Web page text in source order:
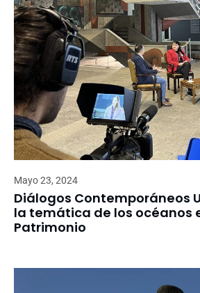
Mayo 23, 2024
Diálogos Contemporáneos
la temática de los océanos
Patrimonio